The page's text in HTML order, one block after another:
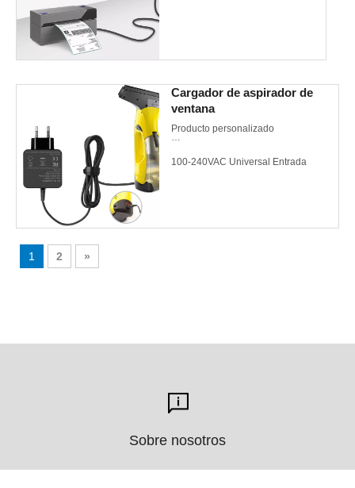
Cargador de aspirador de
ventana
Producto personalizado
100-240VAC Universal Entrada
1 2 »
Sobre nosotros